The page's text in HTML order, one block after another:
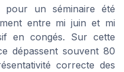
un séminaire été
entre mi juin et mi
en congés. Sur cette
dépassent souvent 80
correcte des